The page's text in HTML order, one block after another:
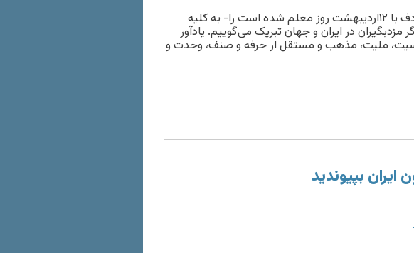
اول ماه مه روز جهانی کارگر -که امسال مصادف با ۱۲اردیبهشت روز معلم شده است را- به کلیه
مزدبگیران در ایران و جهان تبریک می‌گوییم. یادآور
ملیت، مذهب و‌ مستقل ار حرفه و صنف، وحدت و
ایران بپیوندید